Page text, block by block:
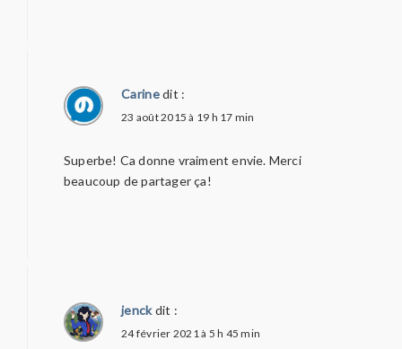
Carinedit :
23 août 2015 à 19 h 17 min
Superbe! Ca donne vraiment envie. Merci
beaucoup de partager ça!
jenck dit :
24 février 2021 à 5 h 45 min